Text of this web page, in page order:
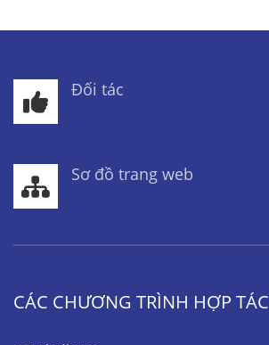
Đối tác
Sơ đồ trang web
CÁC CHƯƠNG TRÌNH HỢP TÁC